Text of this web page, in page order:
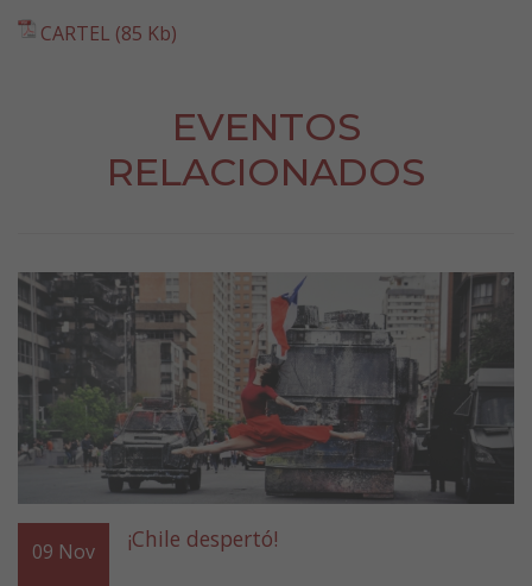
CARTEL (85 Kb)
EVENTOS
RELACIONADOS
09 Nov ¡Chile despertó!